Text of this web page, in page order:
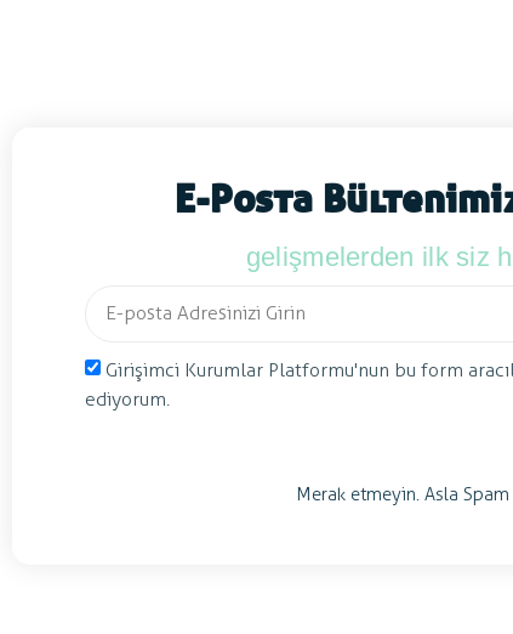
E-Posta
gelişmelerden ilk siz
Girişimci Kurumlar Platformu'nun bu form
ediyorum.
Merak etmeyin. Asla